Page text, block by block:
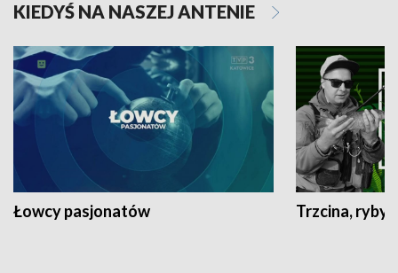
KIEDYŚ NA NASZEJ ANTENIE
Łowcy pasjonatów Trzcina, ryby